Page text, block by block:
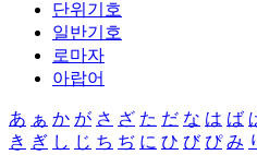
단위기호
일반기호
로마자
아랍어
あ ぁ か が さ ざ た だ な は ば
き ぎ し じ ち ぢ に ひ び ぴ み